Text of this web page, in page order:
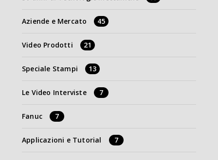
Aziende e Mercato 45
Video Prodotti 21
Speciale Stampi 13
Le Video Interviste 7
Fanuc 7
Applicazioni e Tutorial 7